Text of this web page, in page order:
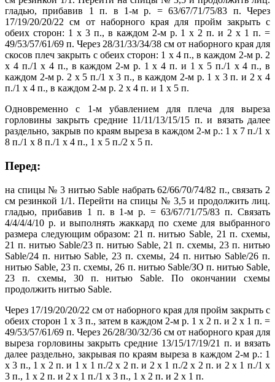
гладью, прибавив 1 п. в 1-м р. = 63/67/71/75/83 п. Через
17/19/20/20/22 см от наборного края для пройм закрыть с
обеих сторон: 1 х 3 п., в каждом 2-м р. 1 х 2 п. и 2 х 1 п. =
49/53/57/61/69 п. Через 28/31/33/34/38 см от наборного края для
скосов плеч закрыть с обеих сторон: 1 х 4 п., в каждом 2-м р. 2
х 4 п./1 х 4 п., в каждом 2-м р. 1 х 4 п. и 1 х 5 п./1 х 4 п., в
каждом 2-м р. 2 х 5 п./1 х 3 п., в каждом 2-м р. 1 х 3 п. и 2 х 4
п./1 х 4 п., в каждом 2-м р. 2 х 4 п. и 1 х 5 п.
Одновременно с 1-м убавлением для плеча для выреза
горловины закрыть средние 11/11/13/15/15 п. и вязать далее
раздельно, закрыв по краям выреза в каждом 2-м р.: 1 х 7 п./1 х
8 п./1 х 8 п./1 х 4 п., 1 х 5 п./2 х 5 п.
Перед:
на спицы № 3 нитью Sable набрать 62/66/70/74/82 п., связать 2
см резинкой 1/1. Перейти на спицы № 3,5 и продолжить лиц.
гладью, прибавив 1 п. в 1-м р. = 63/67/71/75/83 п. Связать
4/4/4/4/10 р. и выполнять жаккард по схеме для выбранного
размера следующим образом: 21 п. нитью Sable, 21 п. схемы,
21 п. нитью Sable/23 п. нитью Sable, 21 п. схемы, 23 п. нитью
Sable/24 п. нитью Sable, 23 п. схемы, 24 п. нитью Sable/26 п.
нитью Sable, 23 п. схемы, 26 п. нитью Sable/ЗО п. нитью Sable,
23 п. схемы, 30 п. нитью Sable. По окончании схемы
продолжить нитью Sable.
Через 17/19/20/20/22 см от наборного края для пройм закрыть с
обеих сторон 1 х 3 п., затем в каждом 2-м р. 1 х 2 п. и 2 х 1 п. =
49/53/57/61/69 п. Через 26/28/30/32/36 см от наборного края для
выреза горловины закрыть средние 13/15/17/19/21 п. и вязать
далее раздельно, закрывая по краям выреза в каждом 2-м р.: 1
х 3 п., 1 х 2 п. и 1 х 1 п./2 х 2 п. и 2 х 1 п./2 х 2 п. и 2 х 1 п./1 х
3 п., 1 х 2 п. и 2 х 1 п./1 х 3 п., 1 х 2 п. и 2 х 1 п.